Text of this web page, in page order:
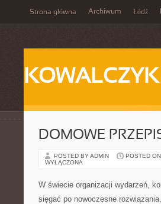
Strona główna Archiwum Łódź
KOWALCZYK
DOMOWE
POSTED BY ADMIN POSTED
WYŁĄCZONA
W świecie organizacji wydarzeń,
sięgać po nowoczesne